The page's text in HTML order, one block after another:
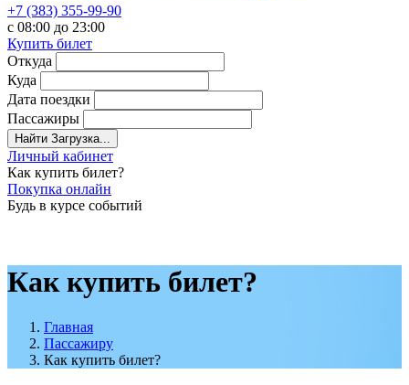
+7 (383) 355-99-90
с 08:00 до 23:00
Купить билет
Откуда
Куда
Дата поездки
Пассажиры
Найти Загрузка...
Личный кабинет
Как купить билет?
Покупка онлайн
Будь в курсе событий
Как купить билет?
Главная
Пассажиру
Как купить билет?